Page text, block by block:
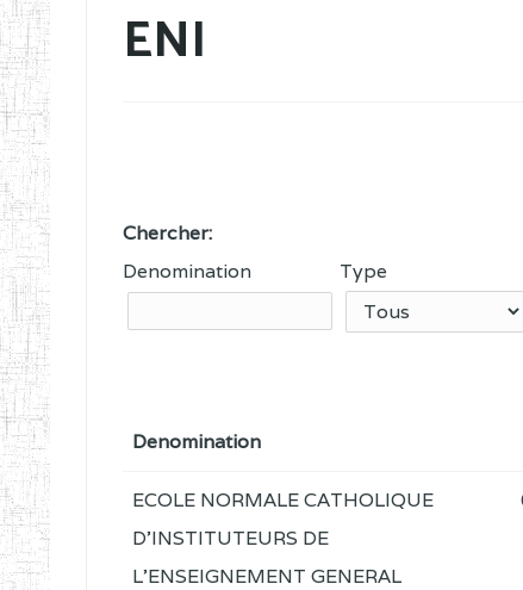
ENI
Chercher:
Denomination
Type
Denomination
ECOLE NORMALE CATHOLIQUE
D'INSTITUTEURS DE
L'ENSEIGNEMENT GENERAL